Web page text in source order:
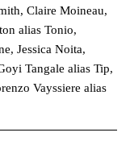
Claire Moineau,
alias Tonio,
Jessica Noita,
Tangale alias Tip,
Vayssiere alias